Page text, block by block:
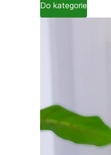
Do kategorie